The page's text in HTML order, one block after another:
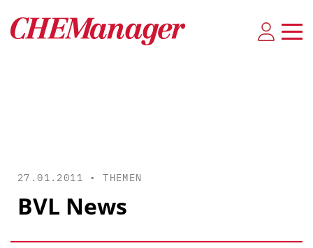
27.01.2011 •THEMEN
BVL News